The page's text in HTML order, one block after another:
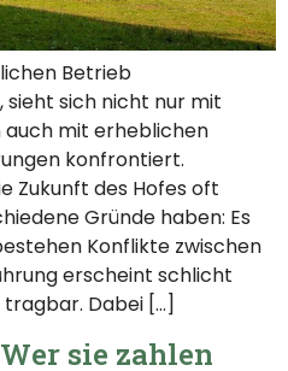
Betrieb
sich nicht nur mit
mit erheblichen
konfrontiert.
Zukunft des Hofes oft
Gründe haben: Es
Konflikte zwischen
erscheint schlicht
Dabei […]
sie zahlen